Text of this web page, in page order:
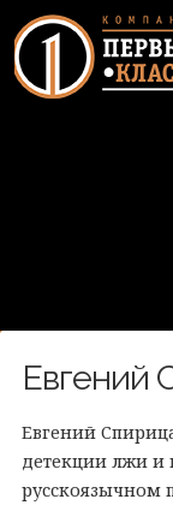
Евгений
Евгений
детекции лжи и
русскоязычном